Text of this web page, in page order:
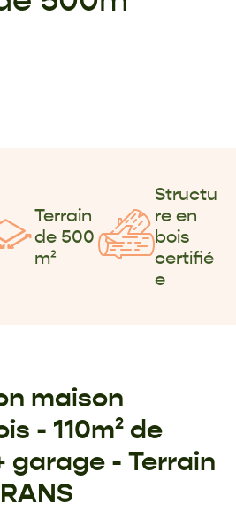
Terrain
de 500
m²
Structu
re en
bois
certifié
e
maison
- 110m² de
garage - Terrain